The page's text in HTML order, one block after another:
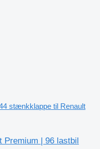
stænkklappe til Renault
Premium | 96 lastbil